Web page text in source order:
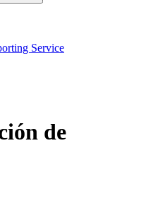
Service
de